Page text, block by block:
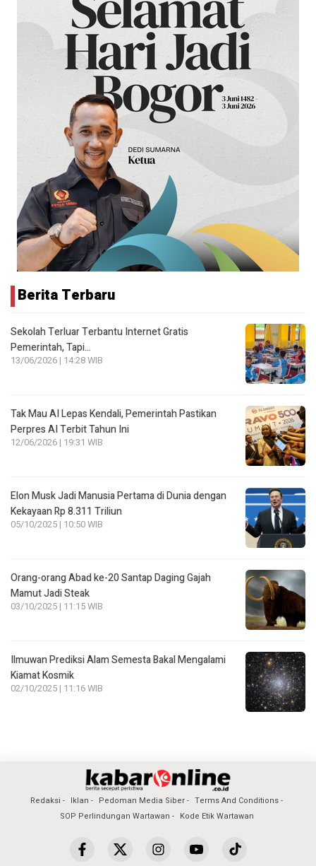
Berita Terbaru
Sekolah Terluar Terbantu Internet Gratis
Pemerintah, Tapi…
13/06/2026 | 14:28 WIB
Tak Mau AI Lepas Kendali, Pemerintah Pastikan
Perpres AI Terbit Tahun Ini
12/06/2026 | 19:31 WIB
Elon Musk Jadi Manusia Pertama di Dunia dengan
Kekayaan Rp 8.311 Triliun
05/10/2025 | 10:50 WIB
Orang-orang Abad ke-20 Santap Daging Gajah
Mamut Jadi Steak
03/10/2025 | 11:15 WIB
Ilmuwan Prediksi Alam Semesta Bakal Mengalami
Kiamat Kosmik
02/10/2025 | 11:16 WIB
Redaksi Iklan Pedoman Media Siber
Terms And Conditions
SOP Perlindungan Wartawan
Kode Etik Wartawan